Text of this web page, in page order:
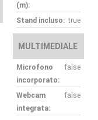
(m):
Stand incluso: true
MULTIMEDIALE
Microfono
incorporato:
false
Webcam
integrata:
false